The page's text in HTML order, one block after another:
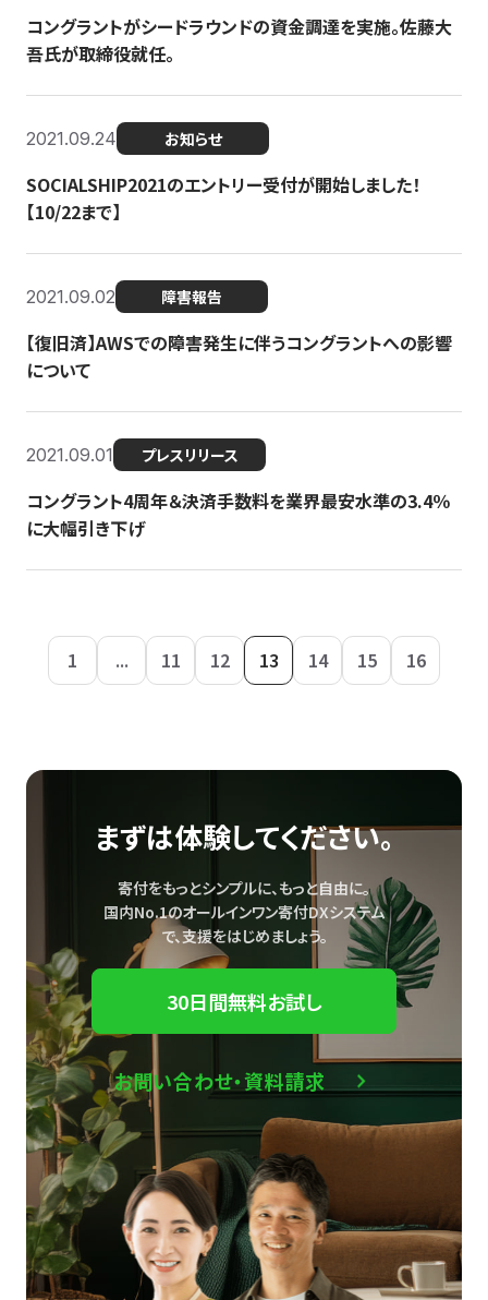
コングラントがシードラウンドの資金調達を実施。佐藤大
吾氏が取締役就任。
2021.09.24 お知らせ
SOCIALSHIP2021のエントリー受付が開始しました！
【10/22まで】
2021.09.02 障害報告
【復旧済】AWSでの障害発生に伴うコングラントへの影響
について
2021.09.01 プレスリリース
コングラント4周年＆決済手数料を業界最安水準の3.4％
に大幅引き下げ
1 ... 11 12 13 14 15 16
まずは体験してください。
寄付をもっとシンプルに、もっと自由に。
国内No.1のオールインワン寄付DXシステム
で、支援をはじめましょう。
30日間無料お試し
お問い合わせ・資料請求